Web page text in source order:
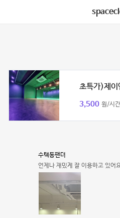
초특가)제이
3,500 원/시간
수택동팬더
언제나 재밌게 잘 이용하고 있어